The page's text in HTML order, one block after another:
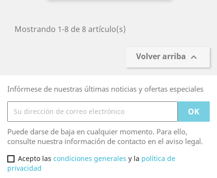
Mostrando 1-8 de 8 artículo(s)
Volver arriba 
Infórmese de nuestras últimas noticias y ofertas especiales
Puede darse de baja en cualquier momento. Para ello,
consulte nuestra información de contacto en el aviso legal.
Acepto las condiciones generales y la política de
privacidad